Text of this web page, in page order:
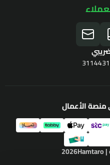
الأعمال
Hamtaro
برنامج الولاء